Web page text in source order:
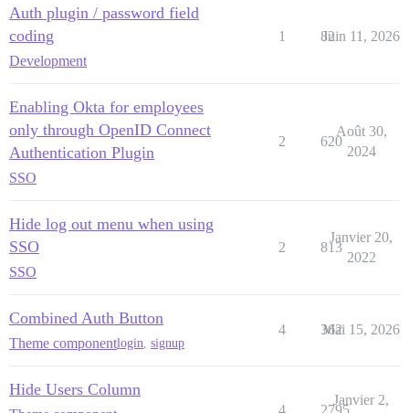
Auth plugin / password field
coding
Development
1 82
Juin 11, 2026
Enabling Okta for employees
only through OpenID Connect
Authentication Plugin
SSO
2 620
Août 30,
2024
Hide log out menu when using
SSO
SSO
2 813
Janvier 20,
2022
Combined Auth Button
Theme componentlogin, signup
4 362
Mai 15, 2026
Hide Users Column
4 2795
Janvier 2,